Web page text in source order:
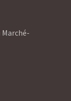
Marché-